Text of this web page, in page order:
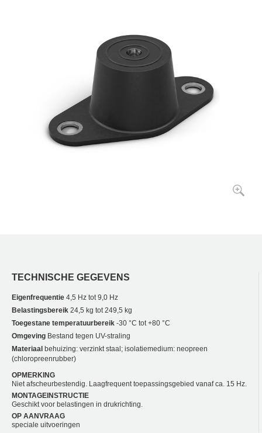
TECHNISCHE GEGEVENS
Eigenfrequentie 4,5 Hz tot 9,0 Hz
Belastingsbereik 24,5 kg tot 249,5 kg
Toegestane temperatuurbereik -30 °C tot +80 °C
Omgeving Bestand tegen UV-straling
Materiaal behuizing: verzinkt staal; isolatiemedium: neopreen
(chloropreenrubber)
OPMERKING
Niet afscheurbestendig. Laagfrequent toepassingsgebied vanaf ca. 15 Hz.
MONTAGEINSTRUCTIE
Geschikt voor belastingen in drukrichting.
OP AANVRAAG
speciale uitvoeringen